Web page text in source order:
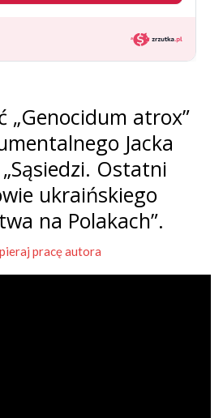
„Genocidum atrox”
Jacka
Ostatni
ukraińskiego
na Polakach”.
pracę autora